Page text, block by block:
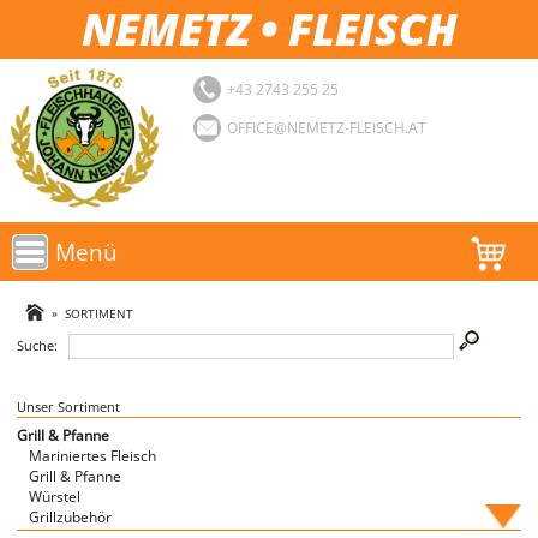
NEMETZ • FLEISCH
+43 2743 255 25
OFFICE@NEMETZ-FLEISCH.AT
Menü
AKTIONEN
SORTIMENT
LOGIN
FAVORITEN
» SORTIMENT
Suche:
Unser Sortiment
Grill & Pfanne
Mariniertes Fleisch
Grill & Pfanne
Würstel
Grillzubehör